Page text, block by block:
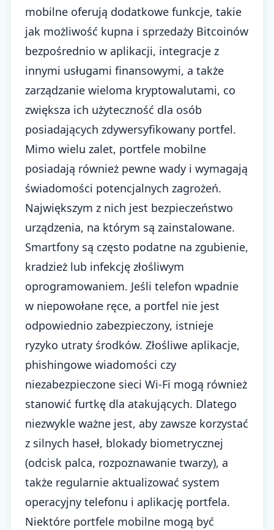
mobilne oferują dodatkowe funkcje, takie
jak możliwość kupna i sprzedaży Bitcoinów
bezpośrednio w aplikacji, integracje z
innymi usługami finansowymi, a także
zarządzanie wieloma kryptowalutami, co
zwiększa ich użyteczność dla osób
posiadających zdywersyfikowany portfel.
Mimo wielu zalet, portfele mobilne
posiadają również pewne wady i wymagają
świadomości potencjalnych zagrożeń.
Największym z nich jest bezpieczeństwo
urządzenia, na którym są zainstalowane.
Smartfony są często podatne na zgubienie,
kradzież lub infekcję złośliwym
oprogramowaniem. Jeśli telefon wpadnie
w niepowołane ręce, a portfel nie jest
odpowiednio zabezpieczony, istnieje
ryzyko utraty środków. Złośliwe aplikacje,
phishingowe wiadomości czy
niezabezpieczone sieci Wi-Fi mogą również
stanowić furtkę dla atakujących. Dlatego
niezwykle ważne jest, aby zawsze korzystać
z silnych haseł, blokady biometrycznej
(odcisk palca, rozpoznawanie twarzy), a
także regularnie aktualizować system
operacyjny telefonu i aplikację portfela.
Niektóre portfele mobilne mogą być